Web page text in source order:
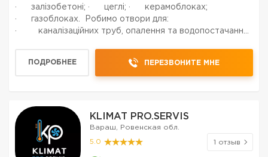
· залізобетоні; · цеглі; · керамоблоках;
· газоблоках. Робимо отвори для:
· каналізаційних труб, опалення та водопостачання;
ПОДРОБНЕЕ ПЕРЕЗВОНИТЕ МНЕ
KLIMAT PRO.SERVIS
Вараш, Ровенская обл.
5.0 1 отзыв